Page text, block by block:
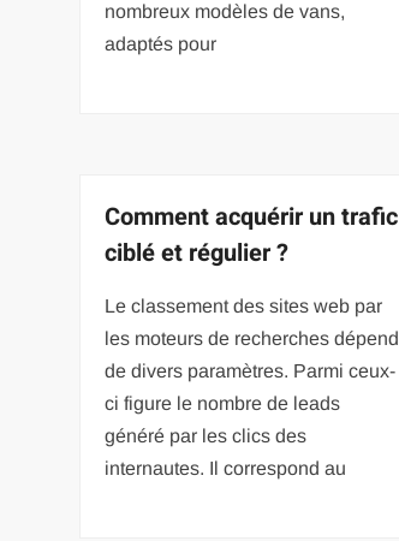
nombreux modèles de vans,
adaptés pour
Comment acquérir un trafic
ciblé et régulier ?
Le classement des sites web par
les moteurs de recherches dépend
de divers paramètres. Parmi ceux-
ci figure le nombre de leads
généré par les clics des
internautes. Il correspond au